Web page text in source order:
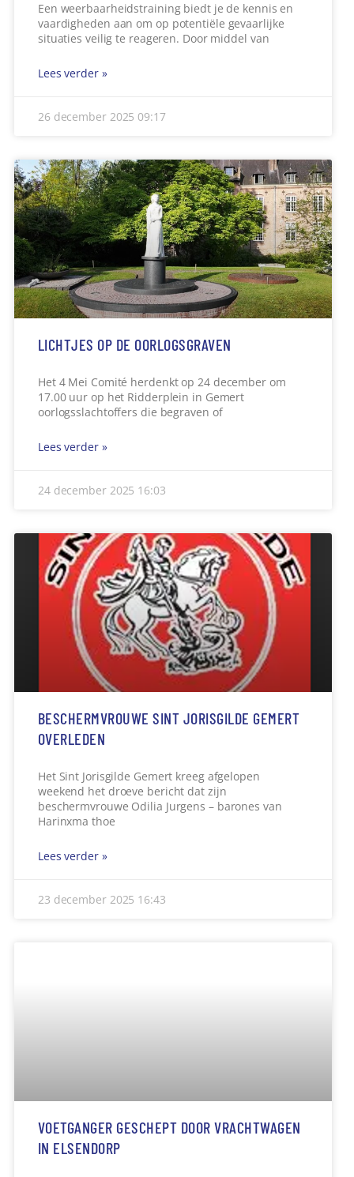
Een weerbaarheidstraining biedt je de kennis en
vaardigheden aan om op potentiële gevaarlijke
situaties veilig te reageren. Door middel van
Lees verder »
26 december 2025 09:17
LICHTJES OP DE OORLOGSGRAVEN
Het 4 Mei Comité herdenkt op 24 december om
17.00 uur op het Ridderplein in Gemert
oorlogsslachtoffers die begraven of
Lees verder »
24 december 2025 16:03
BESCHERMVROUWE SINT JORISGILDE GEMERT
OVERLEDEN
Het Sint Jorisgilde Gemert kreeg afgelopen
weekend het droeve bericht dat zijn
beschermvrouwe Odilia Jurgens – barones van
Harinxma thoe
Lees verder »
23 december 2025 16:43
VOETGANGER GESCHEPT DOOR VRACHTWAGEN
IN ELSENDORP